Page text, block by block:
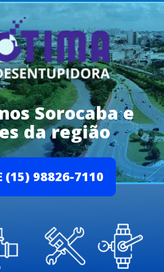
Sorocaba e
da região
(15) 98826-7110